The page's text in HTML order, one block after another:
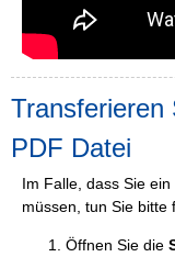
Transferieren
PDF Datei
Im Falle, dass Sie
müssen, tun Sie bitte
Öffnen Sie die